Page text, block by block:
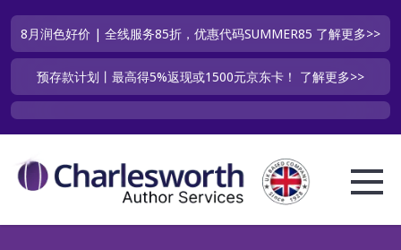
8月润色好价 | 全线服务85折，优惠代码SUMMER85 了解更多>>
预存款计划丨最高得5%返现或1500元京东卡！ 了解更多>>